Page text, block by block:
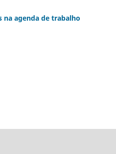
na agenda de trabalho